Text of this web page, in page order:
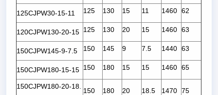
125CJPW30-15-11 125 130 15 11 1460 62
120CJPW130-20-15 125 130 20 15 1460 63
150CJPW145-9-7.5 150 145 9 7.5 1440 63
150CJPW180-15-15 150 180 15 15 1460 65
150CJPW180-20-18.
150 180 20 18.5 1470 75